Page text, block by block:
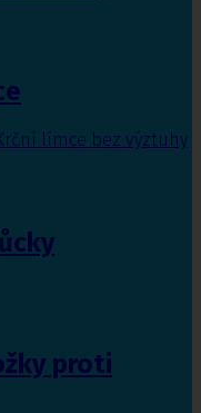
límce bez výztuhy
proti